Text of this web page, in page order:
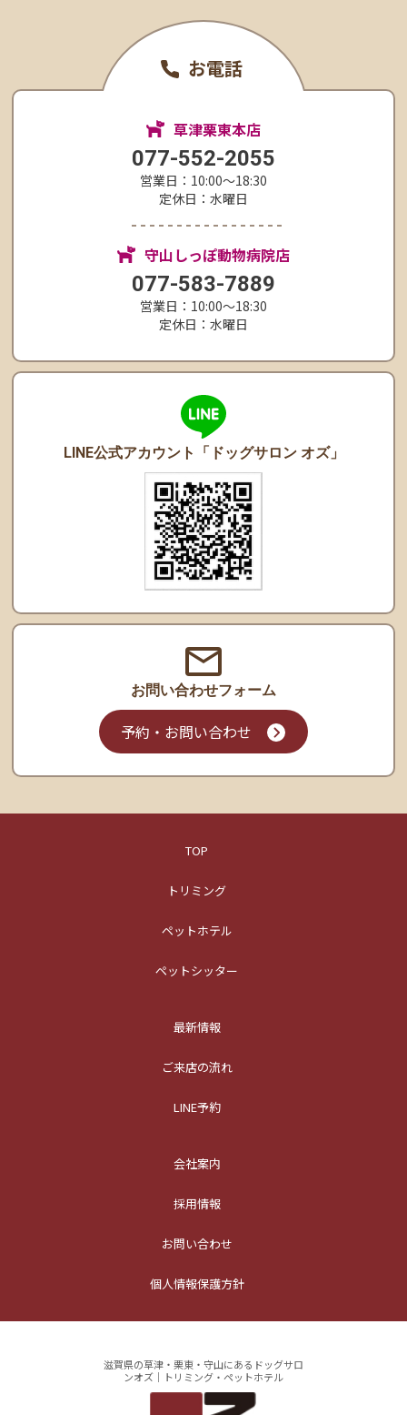
お電話
草津栗東本店
077-552-2055
営業日：10:00〜18:30
定休日：水曜日
守山しっぽ動物病院店
077-583-7889
営業日：10:00〜18:30
定休日：水曜日
LINE公式アカウント 「ドッグサロン オズ」
お問い合わせフォーム
予約・お問い合わせ
TOP
トリミング
ペットホテル
ペットシッター
最新情報
ご来店の流れ
LINE予約
会社案内
採用情報
お問い合わせ
個人情報保護方針
滋賀県の草津・栗東・守山にあるドッグサロ
ンオズ｜トリミング・ペットホテル